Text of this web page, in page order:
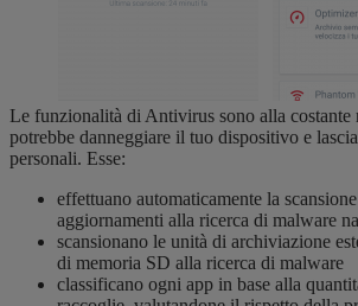
Le funzionalità di Antivirus sono alla costante
potrebbe danneggiare il tuo dispositivo e
personali. Esse:
effettuano automaticamente la
aggiornamenti alla ricerca di malware
scansionano le unità di archiviazione
di memoria SD alla ricerca di malware
classificano ogni app in base alla